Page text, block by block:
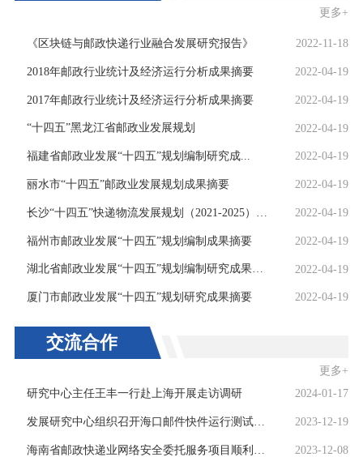
更多+
《区块链与邮政快递行业融合发展研究报告》 2022-11-18
2018年邮政行业统计及经济运行分析成果摘要 2022-04-19
2017年邮政行业统计及经济运行分析成果摘要 2022-04-19
“十四五”黑龙江省邮政业发展规划 2022-04-19
福建省邮政业发展“十四五”规划编制研究成... 2022-04-19
丽水市“十四五”邮政业发展规划成果摘要 2022-04-19
2022-04-19
福州市邮政业发展“十四五”规划编制成果摘要 2022-04-19
湖北省邮政业发展“十四五”规划编制研究成果摘要 2022-04-19
厦门市邮政业发展“十四五”规划研究成果摘要 2022-04-19
交流合作
更多+
研究中心主任王丰一行赴上海开展走访调研
2024-01-17
发展研究中心组织召开海口邮件快件运行测试演练方案专家研讨会 2023-12-19
2023-12-08